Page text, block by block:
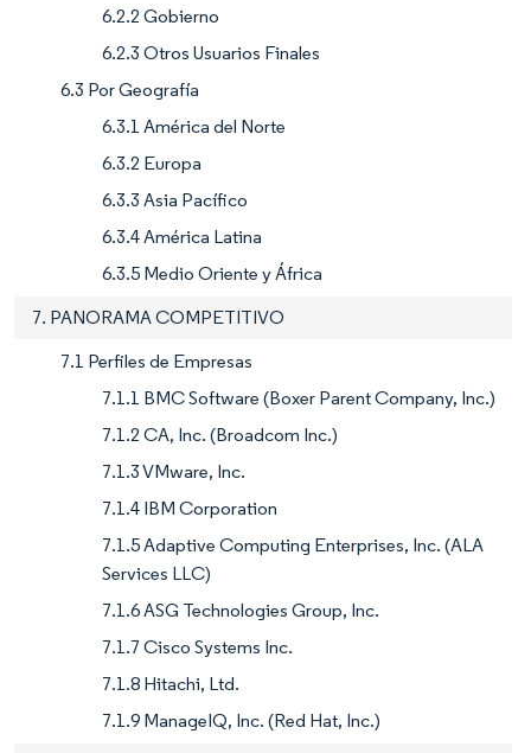
6.2.2 Gobierno
6.2.3 Otros Usuarios Finales
6.3 Por Geografía
6.3.1 América del Norte
6.3.2 Europa
6.3.3 Asia Pacífico
6.3.4 América Latina
6.3.5 Medio Oriente y África
7. PANORAMA COMPETITIVO
7.1 Perfiles de Empresas
7.1.1 BMC Software (Boxer Parent Company, Inc.)
7.1.2 CA, Inc. (Broadcom Inc.)
7.1.3 VMware, Inc.
7.1.4 IBM Corporation
7.1.5 Adaptive Computing Enterprises, Inc. (ALA
Services LLC)
7.1.6 ASG Technologies Group, Inc.
7.1.7 Cisco Systems Inc.
7.1.8 Hitachi, Ltd.
7.1.9 ManageIQ, Inc. (Red Hat, Inc.)